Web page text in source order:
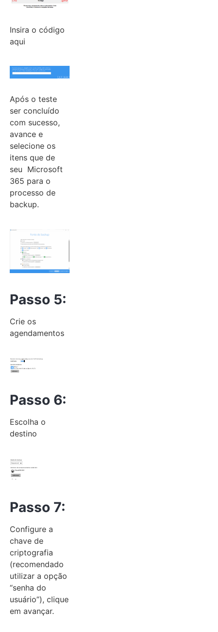
Insira o código
aqui
Após o teste
ser concluído
com sucesso,
avance e
selecione os
itens que de
seu Microsoft
365 para o
processo de
backup.
Passo 5:
Crie os
agendamentos
Passo 6:
Escolha o
destino
Passo 7:
Configure a
chave de
criptografia
(recomendado
utilizar a opção
“senha do
usuário”), clique
em avançar.